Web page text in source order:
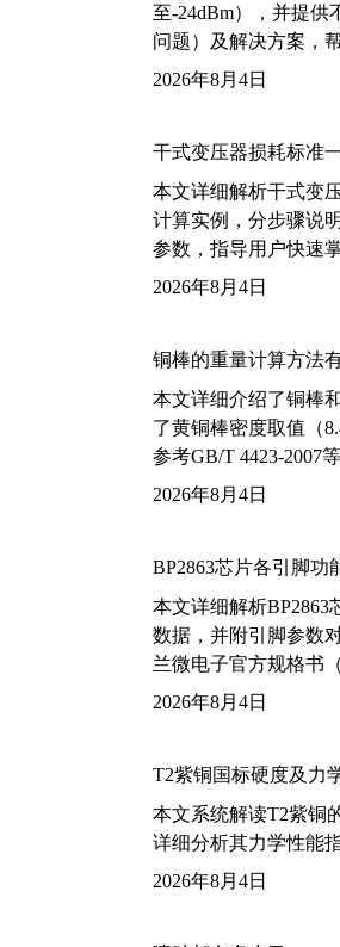
至-24dBm），并提
问题）及解决方案，
2026年8月4日
干式变压器损耗标准
本文详细解析干式变
计算实例，分步骤说
参数，指导用户快速
2026年8月4日
铜棒的重量计算方法
本文详细介绍了铜棒
了黄铜棒密度取值（
参考GB/T 4423-2007
2026年8月4日
BP2863芯片各引脚功
本文详细解析
数据，并附引脚参数
兰微电子官方规格书
2026年8月4日
T2紫铜国标硬度及力
本文系统解读T2紫铜
详细分析其力学性能
2026年8月4日